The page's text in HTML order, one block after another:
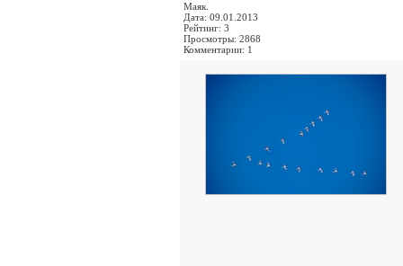
Маяк.
Дата: 09.01.2013
Рейтинг: 3
Просмотры: 2868
Комментарии: 1